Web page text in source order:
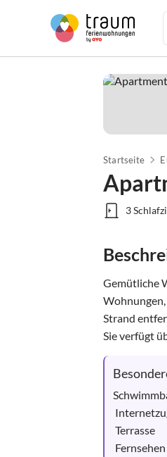
Startseite
3
Gemütliche
Strand
Sie verfügt
Fernsehen